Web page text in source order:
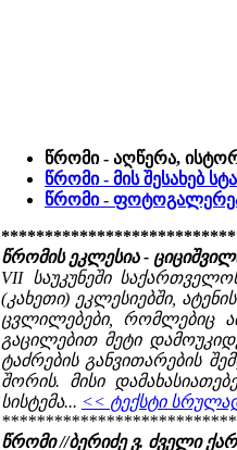
წრომი - აღწერა,
წრომი - მის შესახებ
წრომი -
წრომის ეკლესია -
VII საუკუნეში
(კახეთი) ეკლესიებში,
ცვლილებები, რომლებიც
გაცილებით მეტი
ტაძრების განვითარების
შორის. მისი
სისტემა... << ტექსტი
წრომი //ბერიძე ვ. ძველი